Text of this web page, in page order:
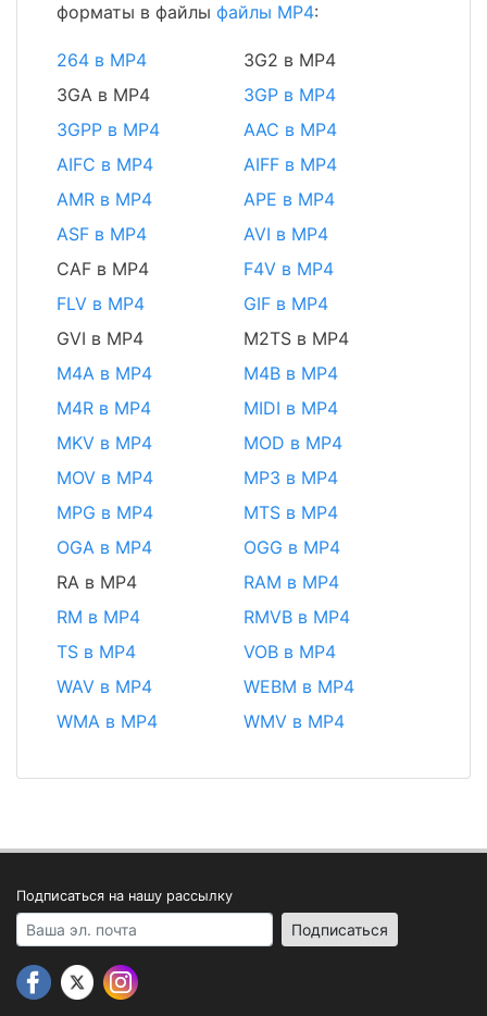
форматы в файлы файлы MP4:
264 в MP4
3G2 в MP4
3GA в MP4
3GP в MP4
3GPP в MP4
AAC в MP4
AIFC в MP4
AIFF в MP4
AMR в MP4
APE в MP4
ASF в MP4
AVI в MP4
CAF в MP4
F4V в MP4
FLV в MP4
GIF в MP4
GVI в MP4
M2TS в MP4
M4A в MP4
M4B в MP4
M4R в MP4
MIDI в MP4
MKV в MP4
MOD в MP4
MOV в MP4
MP3 в MP4
MPG в MP4
MTS в MP4
OGA в MP4
OGG в MP4
RA в MP4
RAM в MP4
RM в MP4
RMVB в MP4
TS в MP4
VOB в MP4
WAV в MP4
WEBM в MP4
WMA в MP4
WMV в MP4
Подписаться на нашу рассылку
Your email address Подписаться